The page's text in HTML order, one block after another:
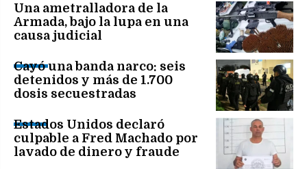
Una ametralladora de la
Armada, bajo la lupa en una
causa judicial
Cayó una banda narco: seis
detenidos y más de 1.700
dosis secuestradas
Estados Unidos declaró
culpable a Fred Machado por
lavado de dinero y fraude